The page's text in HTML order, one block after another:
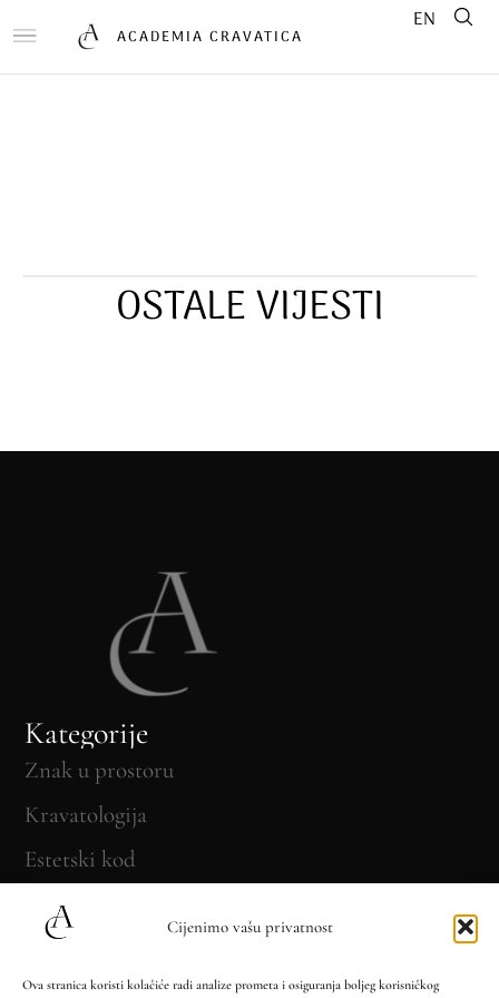
Cijenimo vašu privatnost
Ova stranica koristi kolačiće radi analize prometa i osiguranja boljeg korisničkog
ACADEMIA CRAVATICA
EN
OSTALE VIJESTI
Kategorije
Znak u prostoru
Kravatologija
Estetski kod
Put Kravate kroz vrijeme